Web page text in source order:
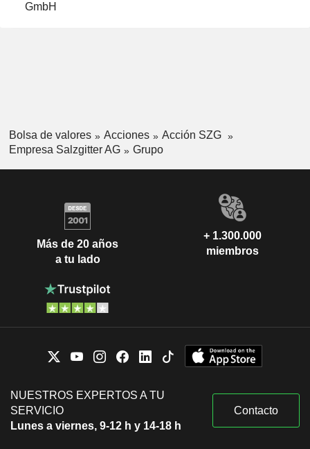
GmbH
Bolsa de valores Acciones
Acción SZG
Empresa Salzgitter AG
Grupo
Más de 20 años
a tu lado
+ 1.300.000
miembros
NUESTROS EXPERTOS A TU
SERVICIO
Lunes a viernes, 9-12 h y 14-18 h
Contacto